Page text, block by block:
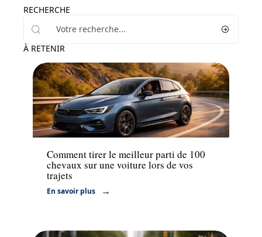
RECHERCHE
À RETENIR
Actu
Comment tirer le meilleur parti de 100
chevaux sur une voiture lors de vos
trajets
En savoir plus